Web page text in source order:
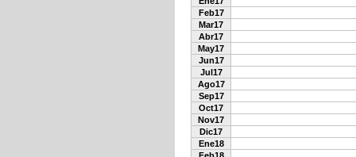
Feb17
Mar17
Abr17
May17
Jun17
Jul17
Ago17
Sep17
Oct17
Nov17
Dic17
Ene18